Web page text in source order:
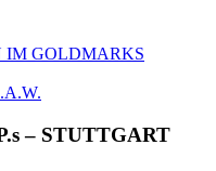
IM GOLDMARKS
– STUTTGART